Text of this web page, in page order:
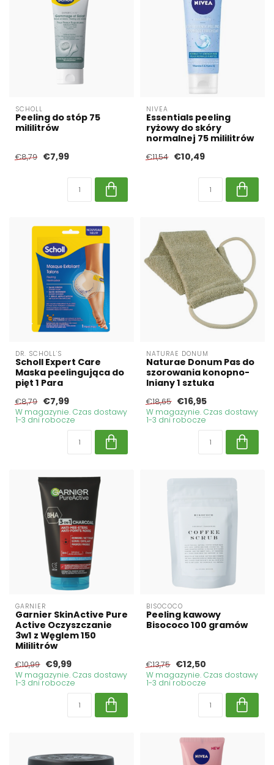
SCHOLL
Peeling do stóp 75
mililitrów
€8,79 €7,99
NIVEA
Essentials peeling
ryżowy do skóry
normalnej 75 mililitrów
€11,54 €10,49
DR. SCHOLL'S
Scholl Expert Care
Maska peelingująca do
pięt 1 Para
€8,79 €7,99
W magazynie. Czas dostawy
1-3 dni robocze
NATURAE DONUM
Naturae Donum Pas do
szorowania konopno-
lniany 1 sztuka
€18,65 €16,95
W magazynie. Czas dostawy
1-3 dni robocze
GARNIER
Garnier SkinActive Pure
Active Oczyszczanie
3w1 z Węglem 150
Mililitrów
€10,99 €9,99
W magazynie. Czas dostawy
1-3 dni robocze
BISOCOCO
Peeling kawowy
Bisococo 100 gramów
€13,75 €12,50
W magazynie. Czas dostawy
1-3 dni robocze